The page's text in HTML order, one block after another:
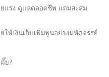
แรง ดูแลตลอดชีพ แถมสะสม
ห้เงินเก็บเพิ่มพูนอย่างมหัศจรรย์
ย?